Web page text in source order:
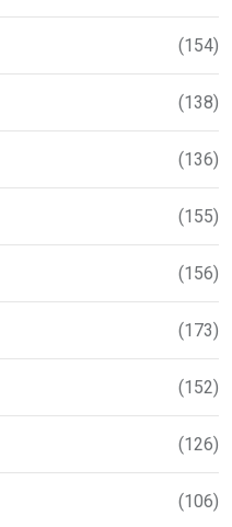
(154)
(138)
(136)
(155)
(156)
(173)
(152)
(126)
(106)